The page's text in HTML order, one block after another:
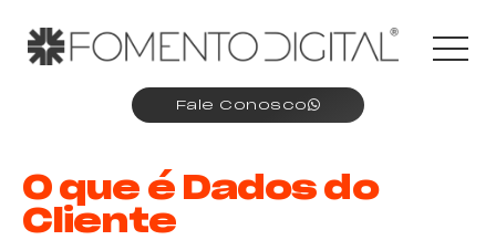
Fale Conosco
O que é Dados do
Cliente